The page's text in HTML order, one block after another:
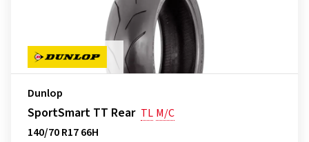
Dunlop
SportSmart TT Rear TL M/C
140/70 R17 66H